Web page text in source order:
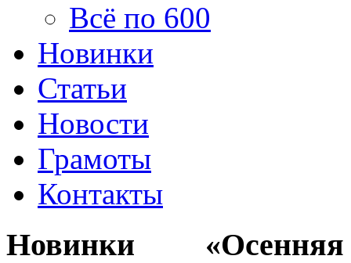
Всё по 600
Новинки
Статьи
Новости
Грамоты
Контакты
Новинки «Осенняя